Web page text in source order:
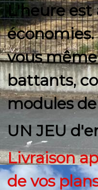
L'heure est
vous
battants,
modules
UN JEU
Livraison
de vos